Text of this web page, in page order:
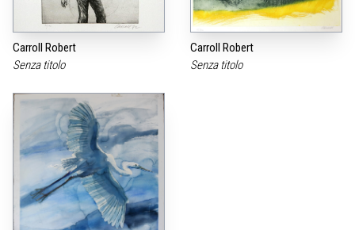
Carroll Robert
Senza titolo
Carroll Robert
Senza titolo